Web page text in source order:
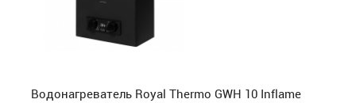
Водонагреватель Royal Thermo GWH 10 Inflame